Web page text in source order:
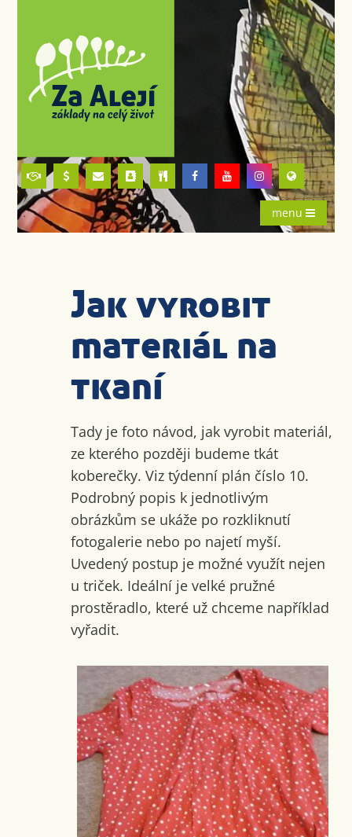
menu
Jak vyrobit
materiál na
tkaní
Tady je foto návod, jak vyrobit materiál,
ze kterého později budeme tkát
koberečky. Viz týdenní plán číslo 10.
Podrobný popis k jednotlivým
obrázkům se ukáže po rozkliknutí
fotogalerie nebo po najetí myší.
Uvedený postup je možné využít nejen
u triček. Ideální je velké pružné
prostěradlo, které už chceme například
vyřadit.